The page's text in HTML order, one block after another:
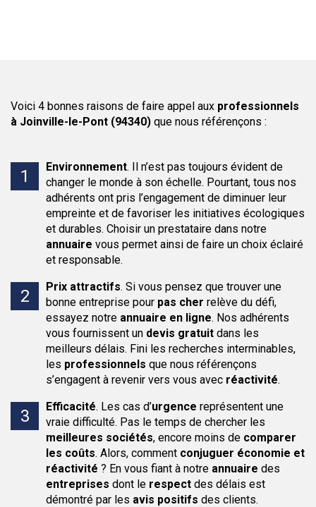
Voici 4 bonnes raisons de faire appel aux professionnels
à Joinville-le-Pont (94340) que nous référençons :
Environnement. Il n’est pas toujours évident de
changer le monde à son échelle. Pourtant, tous nos
adhérents ont pris l’engagement de diminuer leur
empreinte et de favoriser les initiatives écologiques
et durables. Choisir un prestataire dans notre
annuaire vous permet ainsi de faire un choix éclairé
et responsable.
Prix attractifs. Si vous pensez que trouver une
bonne entreprise pour pas cher relève du défi,
essayez notre annuaire en ligne. Nos adhérents
vous fournissent un devis gratuit dans les
meilleurs délais. Fini les recherches interminables,
les professionnels que nous référençons
s’engagent à revenir vers vous avec réactivité.
Efficacité. Les cas d’urgence représentent une
vraie difficulté. Pas le temps de chercher les
meilleures sociétés, encore moins de comparer
les coûts. Alors, comment conjuguer économie et
réactivité ? En vous fiant à notre annuaire des
entreprises dont le respect des délais est
démontré par les avis positifs des clients.